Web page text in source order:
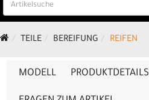
TEILE BEREIFUNG REIFEN
MODELL PRODUKTDETAILS